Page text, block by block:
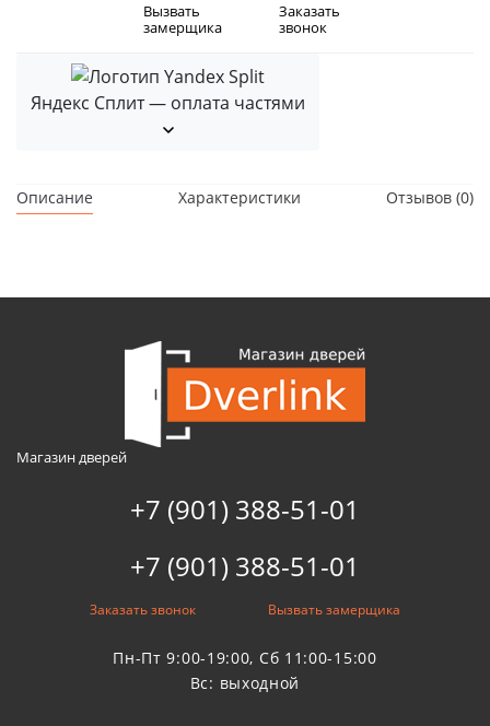
Вызвать
замерщика
Заказать
звонок
Яндекс Сплит — оплата частями
Описание Характеристики Отзывов (0)
Магазин дверей
+7 (901) 388-51-01
+7 (901) 388-51-01
Заказать звонок Вызвать замерщика
Пн-Пт 9:00-19:00, Сб 11:00-15:00
Вс: выходной